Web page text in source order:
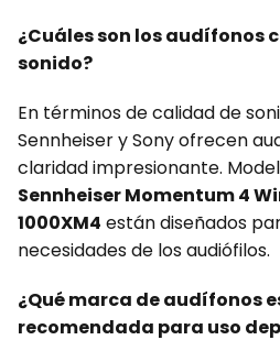
¿Cuáles son los audífonos
sonido?
En términos de calidad de
Sennheiser y Sony ofrecen
claridad impresionante.
Sennheiser Momentum 4
1000XM4 están diseñados
necesidades de los audiófilos.
¿Qué marca de audífonos
recomendada para uso